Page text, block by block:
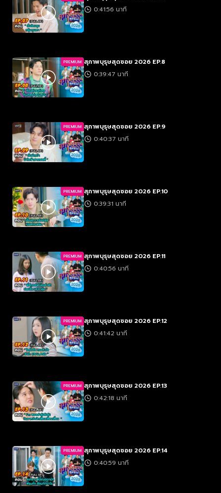
0:41:56 นาที
PREMIUM สุภาพบุรุษสุดซอย 2026 EP.8
0:39:47 นาที
PREMIUM สุภาพบุรุษสุดซอย 2026 EP.9
0:40:37 นาที
PREMIUM สุภาพบุรุษสุดซอย 2026 EP.10
0:39:31 นาที
PREMIUM สุภาพบุรุษสุดซอย 2026 EP.11
0:40:56 นาที
PREMIUM สุภาพบุรุษสุดซอย 2026 EP.12
0:41:42 นาที
PREMIUM สุภาพบุรุษสุดซอย 2026 EP.13
0:42:18 นาที
PREMIUM สุภาพบุรุษสุดซอย 2026 EP.14
0:40:59 นาที